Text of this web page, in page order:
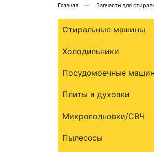
Главная Запчасти для
Стиральные машины
Холодильники
Посудомоечные
Плиты и духовки
Микроволновки/СВЧ
Пылесосы